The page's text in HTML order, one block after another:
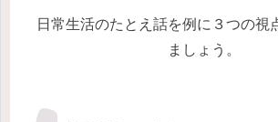
日常生活のたとえ話を例に３つの視
ましょう。